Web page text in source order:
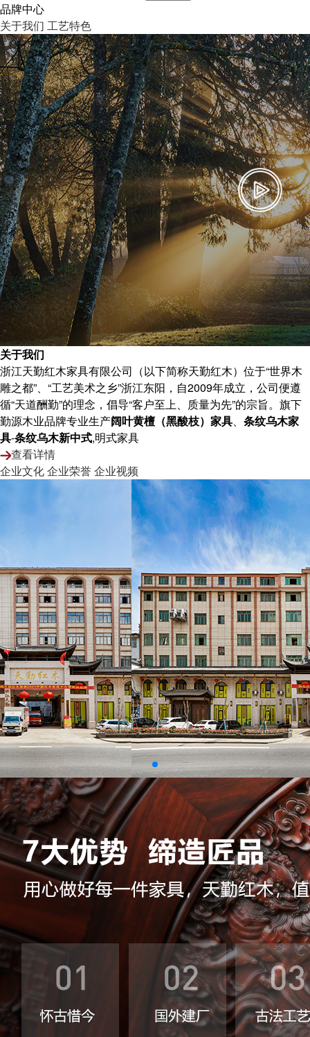
品牌中心
关于我们 工艺特色
关于我们
浙江天勤红木家具有限公司（以下简称天勤红木）位于“世界木
雕之都”、“工艺美术之乡”浙江东阳，自2009年成立，公司便遵
循“天道酬勤”的理念，倡导“客户至上、质量为先”的宗旨。旗下
勤源木业品牌专业生产阔叶黄檀（黑酸枝）家具、 条纹乌木家
具-条纹乌木新中式,明式家具
查看详情
企业文化企业荣誉企业视频